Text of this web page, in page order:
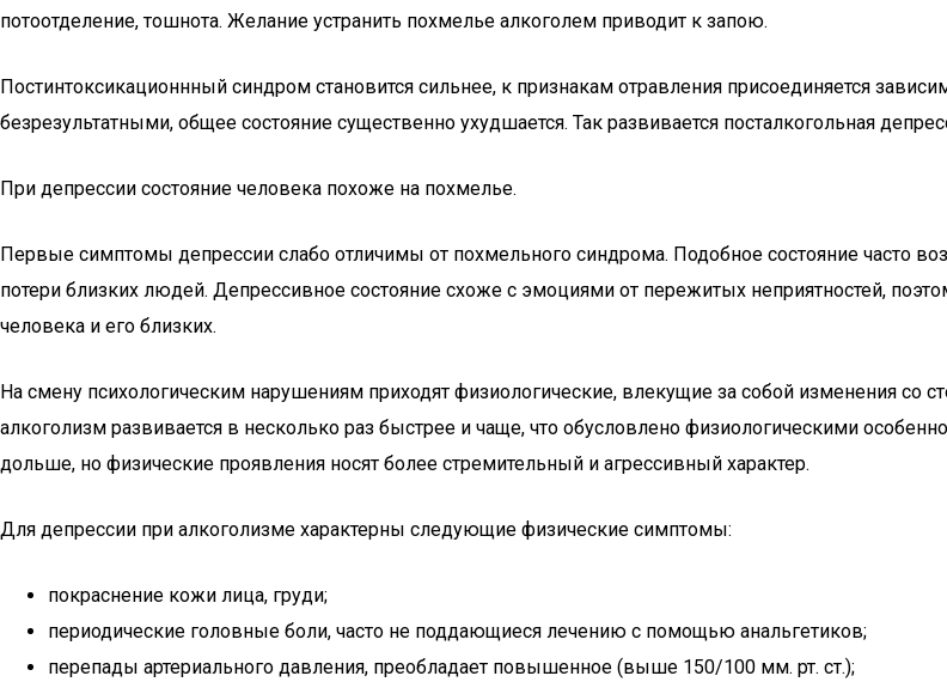
потоотделение, тошнота. Желание устранить похмелье алкоголем приводит к запою.
Постинтоксикационнный синдром становится сильнее, к признакам отравления присоединяется
безрезультатными, общее состояние существенно ухудшается. Так развивается посталкогольная
При депрессии состояние человека похоже на похмелье.
Первые симптомы депрессии слабо отличимы от похмельного синдрома. Подобное состояние часто
потери близких людей. Депрессивное состояние схоже с эмоциями от пережитых неприятностей,
человека и его близких.
На смену психологическим нарушениям приходят физиологические, влекущие за собой изменения со
алкоголизм развивается в несколько раз быстрее и чаще, что обусловлено физиологическими
дольше, но физические проявления носят более стремительный и агрессивный характер.
Для депрессии при алкоголизме характерны следующие физические симптомы:
покраснение кожи лица, груди;
периодические головные боли, часто не поддающиеся лечению с помощью анальгетиков;
перепады артериального давления, преобладает повышенное (выше 150/100 мм. рт. ст.);